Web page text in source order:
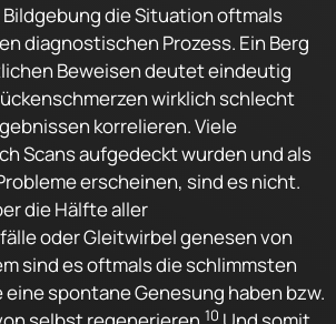
die Situation oftmals
diagnostischen Prozess. Ein Berg
Beweisen deutet eindeutig
wirklich schlecht
korrelieren. Viele
Scans aufgedeckt wurden und als
erscheinen, sind es nicht.
die Hälfte aller
oder Gleitwirbel genesen von
sind es oftmals die schlimmsten
eine spontane Genesung haben bzw.
10